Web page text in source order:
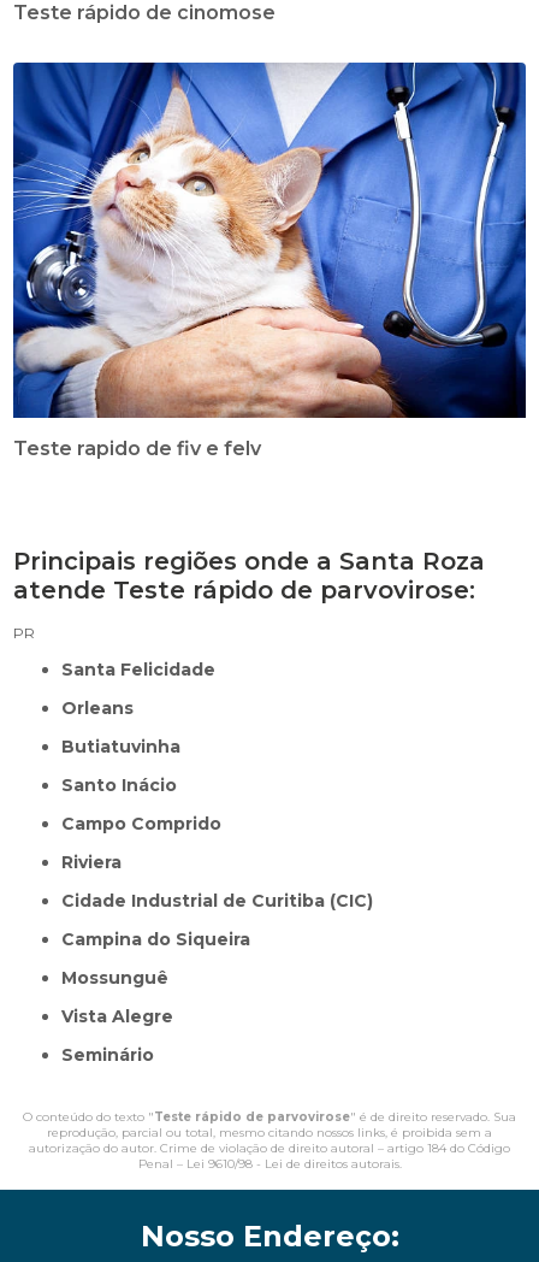
Teste rápido de cinomose
Teste rapido de fiv e felv
Principais regiões onde a Santa Roza
atende Teste rápido de parvovirose:
PR
Santa Felicidade
Orleans
Butiatuvinha
Santo Inácio
Campo Comprido
Riviera
Cidade Industrial de Curitiba (CIC)
Campina do Siqueira
Mossunguê
Vista Alegre
Seminário
O conteúdo do texto "Teste rápido de parvovirose" é de direito reservado. Sua
reprodução, parcial ou total, mesmo citando nossos links, é proibida sem a
autorização do autor. Crime de violação de direito autoral – artigo 184 do Código
Penal – Lei 9610/98 - Lei de direitos autorais.
Nosso Endereço: